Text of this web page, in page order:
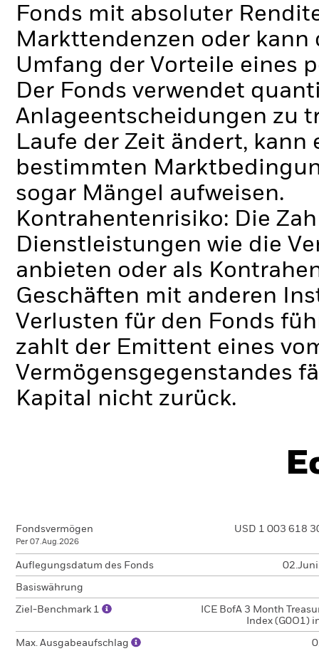
Fonds mit absoluter
Markttendenzen oder
Umfang der Vorteile eines
Der Fonds verwendet
Anlageentscheidungen zu
Laufe der Zeit ändert,
bestimmten
sogar Mängel aufweisen.
Kontrahentenrisiko: Die
Dienstleistungen wie die
anbieten oder als
Geschäften mit anderen
Verlusten für den Fonds
zahlt der Emittent eines
Vermögensgegenstandes
Kapital nicht zurück.
Fondsvermögen
Per 07.Aug.2026
USD 1 003 618
Auflegungsdatum des Fonds
Basiswährung
Ziel-Benchmark 1
ICE BofA 3 Month
Index (G0O1)
Max. Ausgabeaufschlag